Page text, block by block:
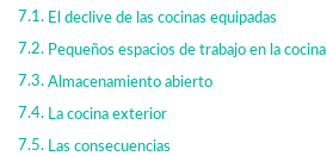
El declive de las cocinas equipadas
Pequeños espacios de trabajo en la cocina
Almacenamiento abierto
La cocina exterior
Las consecuencias